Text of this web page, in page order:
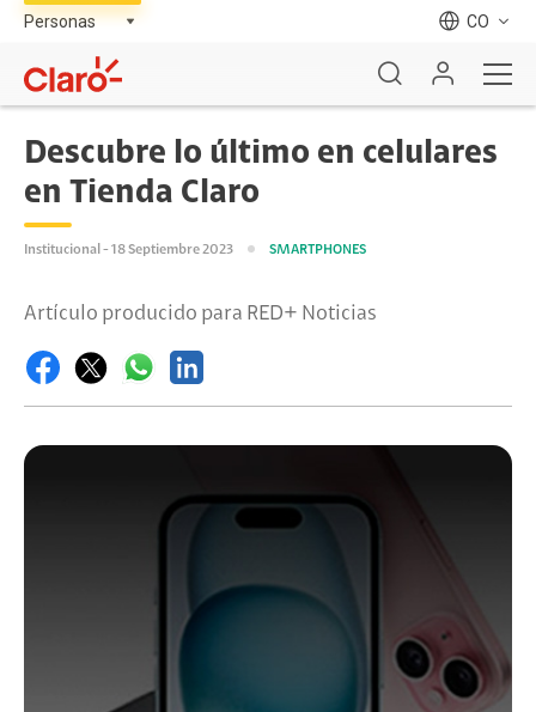
CO
Descubre lo último en celulares
en Tienda Claro
Institucional - 18 Septiembre 2023 SMARTPHONES
Artículo producido para RED+ Noticias